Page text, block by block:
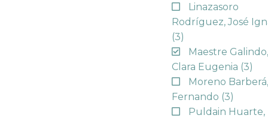
Linazasoro
Rodríguez, José
(3)
Maestre
Clara Eugenia (3)
Moreno
Fernando (3)
Puldain Huarte,